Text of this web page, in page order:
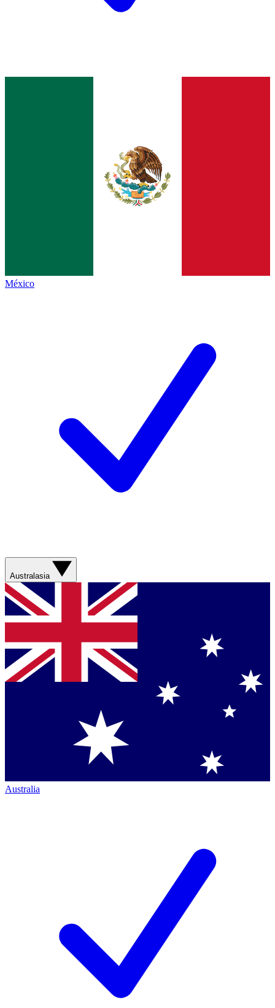
México
Australasia
Australia